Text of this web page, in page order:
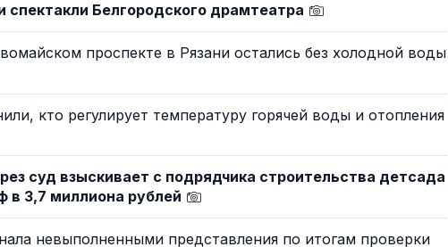
спектакли Белгородского драмтеатра
проспекте в Рязани остались без холодной воды
кто регулирует температуру горячей воды и отопления
суд взыскивает с подрядчика строительства детсада
в 3,7 миллиона рублей
невыполненными представления по итогам проверки